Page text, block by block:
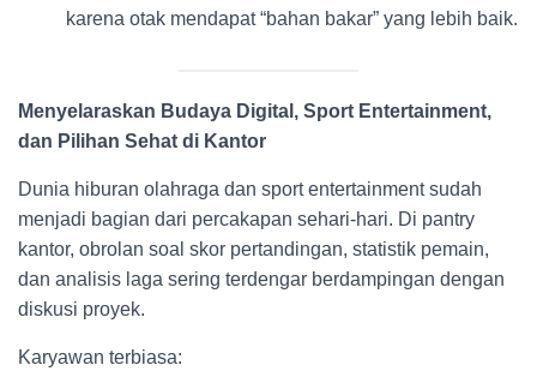
karena otak mendapat “bahan bakar” yang lebih baik.
Menyelaraskan Budaya Digital, Sport Entertainment,
dan Pilihan Sehat di Kantor
Dunia hiburan olahraga dan sport entertainment sudah
menjadi bagian dari percakapan sehari-hari. Di pantry
kantor, obrolan soal skor pertandingan, statistik pemain,
dan analisis laga sering terdengar berdampingan dengan
diskusi proyek.
Karyawan terbiasa: